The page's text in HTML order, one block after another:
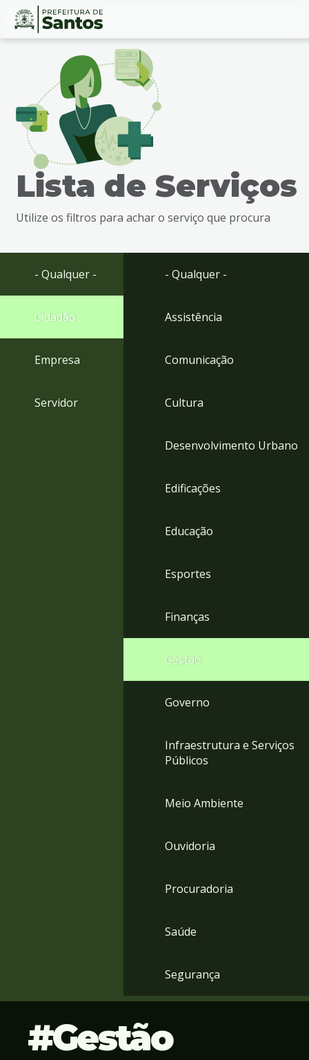
Ir
busca
Ir
rodapé
Conteúdo
Lista de Serviços
Utilize os filtros para achar o serviço que procura
- Qualquer -
Cidadão
Empresa
Servidor
- Qualquer -
Assistência
Comunicação
Cultura
Desenvolvimento Urbano
Edificações
Educação
Esportes
Finanças
Gestão
Governo
Infraestrutura e Serviços
Públicos
Meio Ambiente
Ouvidoria
Procuradoria
Saúde
Segurança
Gestão